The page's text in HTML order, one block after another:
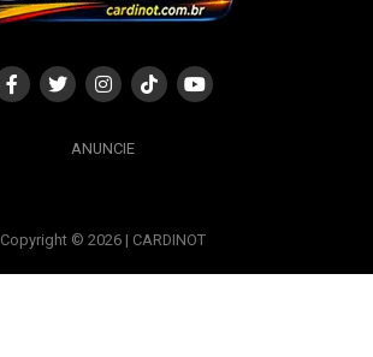
ANUNCIE
Copyright © 2026 | CARDINOT